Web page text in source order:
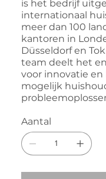
is het bedrijf
internationaal
meer dan 100
kantoren in
Düsseldorf en
team deelt het
voor innovatie en
mogelijk
Aantal